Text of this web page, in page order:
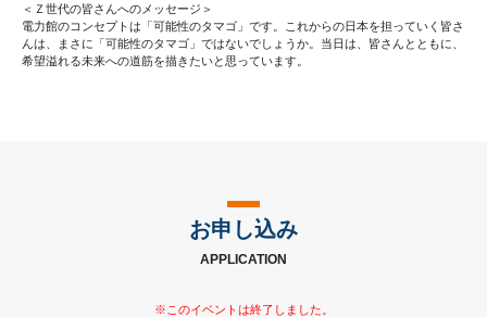
＜Ｚ世代の皆さんへのメッセージ＞
電力館のコンセプトは「可能性のタマゴ」です。これからの日本を担っていく皆さ
んは、まさに「可能性のタマゴ」ではないでしょうか。当日は、皆さんとともに、
希望溢れる未来への道筋を描きたいと思っています。
お申し込み
APPLICATION